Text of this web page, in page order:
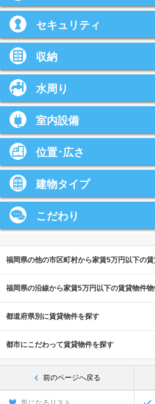
セキュリティ
収納
水周り
室内設備
位置･広さ
建物タイプ
こだわり
福岡県の他の市区町村から家賃5万円以下の
福岡県の沿線から家賃5万円以下の賃貸物件
都道府県別に賃貸物件を探す
都市にこだわって賃貸物件を探す
前のページへ戻る